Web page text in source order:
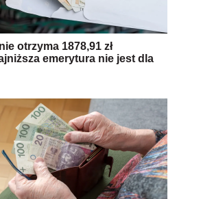
otrzyma 1878,91 zł
emerytura nie jest dla